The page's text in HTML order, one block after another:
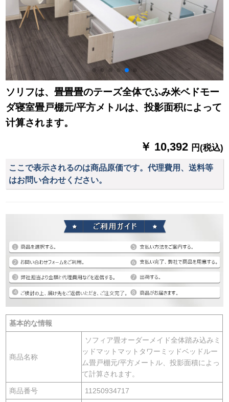
ソリフは、畳畳畳のテーズ全体でふみ米ベドモー
ダ寝室畳戸棚元/平方メトルは、投影面积によって
计算されます。
￥ 10,392 円(税込)
ここで表示されるのは商品原価です。代理費用、送料等
はお問い合わせください。
基本的な情報
商品名称
ソフィア畳オーダーメイド全体踏み込みミ
ッドマットマットタワーミッドベッドルー
ム畳戸棚元/平方メートル、投影面積によっ
て計算されます。
商品番号 11250934717